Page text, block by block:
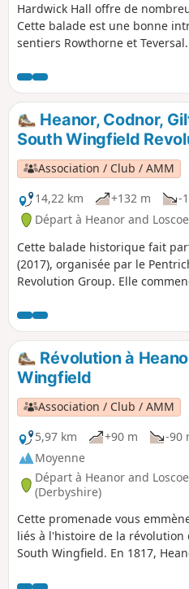
Hardwick Hall offre de
Cette balade est une bonne
sentiers Rowthorne et
l'exception de la colline de
variantes intégrant d'autres
Pleasley Country Park.
Heanor, Codnor,
South Wingfield
Association / Club / AMM
14,22 km
+132 m -
Départ à Heanor and
Cette balade historique fait
(2017), organisée par le
Revolution Group. Elle
Révolution à
Wingfield
Association / Club / AMM
5,97 km
+90 m -90
Moyenne
Départ à Heanor and
(Derbyshire)
Cette promenade vous
liés à l'histoire de la révolution
South Wingfield. En 1817,